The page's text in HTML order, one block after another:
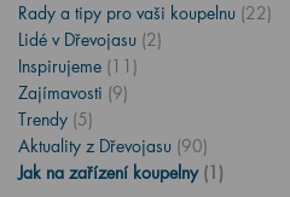
Rady a tipy pro vaši koupelnu (22)
Lidé v Dřevojasu (2)
Inspirujeme (11)
Zajímavosti (9)
Trendy (5)
Aktuality z Dřevojasu (90)
Jak na zařízení koupelny (1)